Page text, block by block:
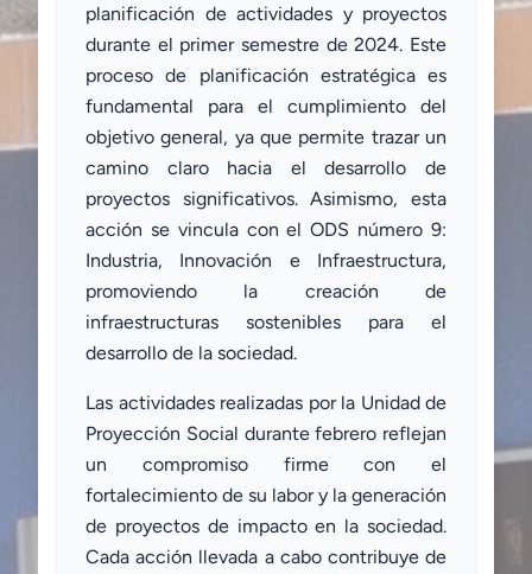
planificación de actividades y proyectos
durante el primer semestre de 2024. Este
proceso de planificación estratégica es
fundamental para el cumplimiento del
objetivo general, ya que permite trazar un
camino claro hacia el desarrollo de
proyectos significativos. Asimismo, esta
acción se vincula con el ODS número 9:
Industria, Innovación e Infraestructura,
promoviendo la creación de
infraestructuras sostenibles para el
desarrollo de la sociedad.
Las actividades realizadas por la Unidad de
Proyección Social durante febrero reflejan
un compromiso firme con el
fortalecimiento de su labor y la generación
de proyectos de impacto en la sociedad.
Cada acción llevada a cabo contribuye de